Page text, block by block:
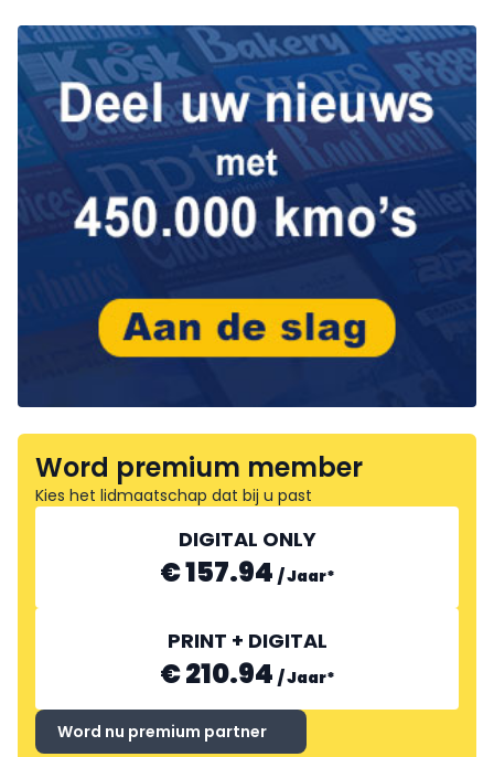
Word premium member
Kies het lidmaatschap dat bij u past
DIGITAL ONLY
€ 157.94 /Jaar*
PRINT + DIGITAL
€ 210.94 /Jaar*
Word nu premium partner